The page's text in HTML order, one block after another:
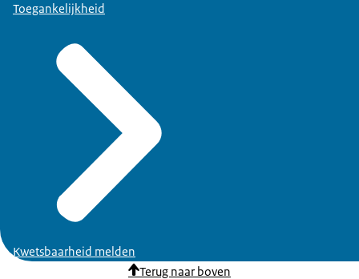
Toegankelijkheid
Kwetsbaarheid melden
Terug naar boven